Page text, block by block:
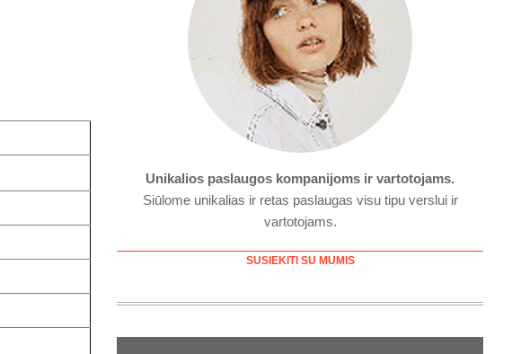
Unikalios paslaugos kompanijoms ir vartotojams.
Siūlome unikalias ir retas paslaugas visu tipu verslui ir
vartotojams.
SUSIEKITI SU MUMIS